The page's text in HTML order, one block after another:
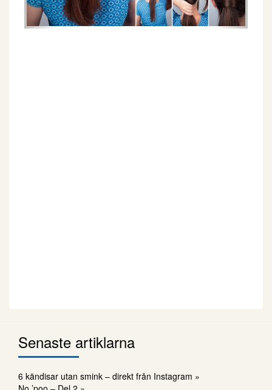
Senaste artiklarna
6 kändisar utan smink – direkt från Instagram »